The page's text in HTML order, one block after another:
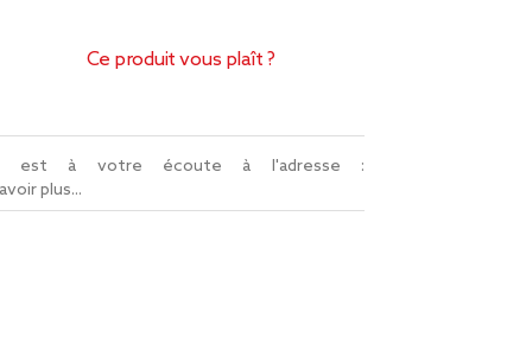
Ce produit vous plaît ?
est à votre écoute à l'adresse :
plus...